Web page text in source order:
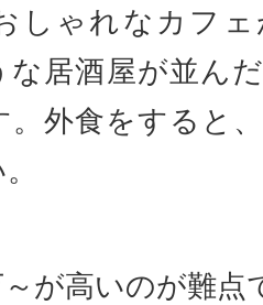
しゃれなカフ
な居酒屋が並ん
。外食をすると
が高いのが難点